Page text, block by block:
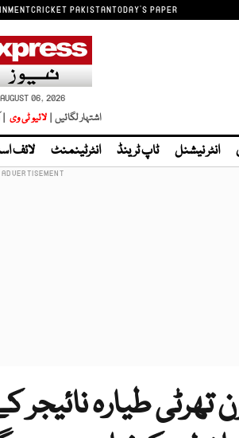
CRICKET PAKISTANTODAY'S PAPER
AUGUST 06, 2026
اشتہار لگائیں | لائیو ٹی وی |
انٹر نیشنل ٹاپ ٹرینڈ انٹرٹینمنٹ لائف
تھرٹی طیارہ